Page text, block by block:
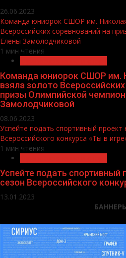
26.06.2023
Команда юниорок СШОР им.
Всероссийских соревнований на
Елены Замолодчиковой
1 мин чтения
Команда юниорок СШОР им.
взяла золото
призы Олимпийской
Замолодчиковой
08.06.2023
Успейте подать спортивный проект
Всероссийского конкурса «Ты в
1 мин чтения
Успейте подать спортивный
сезон Всероссийского
13.01.2023